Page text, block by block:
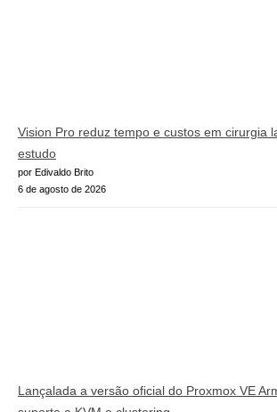
Vision Pro reduz tempo e custos em cirurgia
estudo
por Edivaldo Brito
6 de agosto de 2026
Lançalada a versão oficial do Proxmox VE